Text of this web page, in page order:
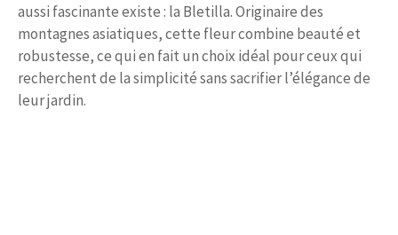
aussi fascinante existe : la Bletilla. Originaire des
montagnes asiatiques, cette fleur combine beauté et
robustesse, ce qui en fait un choix idéal pour ceux qui
recherchent de la simplicité sans sacrifier l’élégance de
leur jardin.